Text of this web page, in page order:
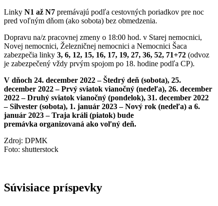
Linky N1 až N7 premávajú podľa cestovných poriadkov pre noc
pred voľným dňom (ako sobota) bez obmedzenia.
Dopravu na/z pracovnej zmeny o 18:00 hod. v Starej nemocnici,
Novej nemocnici, Železničnej nemocnici a Nemocnici Šaca
zabezpečia linky 3, 6, 12, 15, 16, 17, 19, 27, 36, 52, 71+72 (odvoz
je zabezpečený vždy prvým spojom po 18. hodine podľa CP).
V dňoch 24. december 2022 – Štedrý deň (sobota), 25.
december 2022 – Prvý sviatok vianočný (nedeľa), 26. december
2022 – Druhý sviatok vianočný (pondelok), 31. december 2022
– Silvester (sobota), 1. január 2023 – Nový rok (nedeľa) a 6.
január 2023 – Traja králi (piatok) bude
premávka organizovaná ako voľný deň.
Zdroj: DPMK
Foto: shutterstock
Súvisiace príspevky